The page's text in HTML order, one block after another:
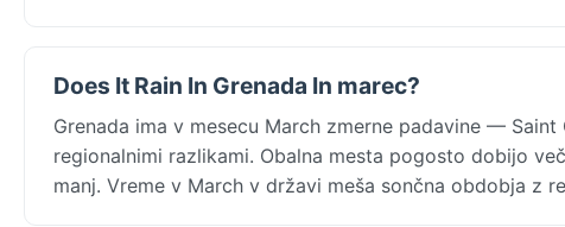
Does It Rain In Grenada In marec?
Grenada ima v mesecu March zmerne padavine —
regionalnimi razlikami. Obalna mesta pogosto dobijo
manj. Vreme v March v državi meša sončna obdobja z